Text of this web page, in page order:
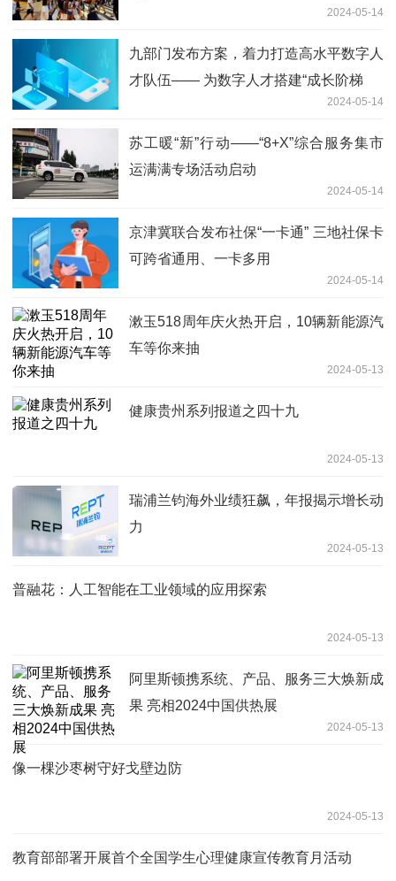
2024-05-14
九部门发布方案，着力打造高水平数字人
才队伍—— 为数字人才搭建“成长阶梯
2024-05-14
苏工暖“新”行动——“8+X”综合服务集市
运满满专场活动启动
2024-05-14
京津冀联合发布社保“一卡通” 三地社保卡
可跨省通用、一卡多用
2024-05-14
漱玉518周年庆火热开启，10辆新能源汽
车等你来抽
2024-05-13
健康贵州系列报道之四十九
2024-05-13
瑞浦兰钧海外业绩狂飙，年报揭示增长动
力
2024-05-13
普融花：人工智能在工业领域的应用探索
2024-05-13
阿里斯顿携系统、产品、服务三大焕新成
果 亮相2024中国供热展
2024-05-13
像一棵沙枣树守好戈壁边防
2024-05-13
教育部部署开展首个全国学生心理健康宣传教育月活动